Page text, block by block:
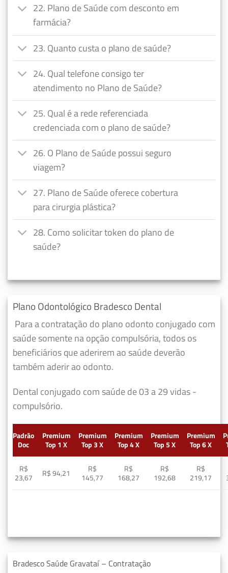
22. Plano de Saúde com desconto em
farmácia?
23. Quanto custa o plano de saúde?
24. Qual telefone consigo ter
atendimento no Plano de Saúde?
25. Qual é a rede referenciada
credenciada com o plano de saúde?
26. O Plano de Saúde possui seguro
viagem?
27. Plano de Saúde oferece cobertura
para cirurgia plástica?
28. Como solicitar token do plano de
saúde?
Plano Odontológico Bradesco Dental
Para a contratação do plano odonto conjugado com
saúde somente na opção compulsória, todos os
beneficiários que aderirem ao saúde deverão
também aderir ao odonto.
Dental conjugado com saúde de 03 a 29 vidas -
compulsório.
Padrão
Doc
Premium
Top 1 X
Premium
Top 3 X
Premium
Top 4 X
Premium
Top 5 X
Premium
Top 6 X
R$
23,67
R$ 94,21
R$
145,77
R$
168,27
R$
192,68
R$
219,17
Bradesco Saúde Gravataí – Contratação